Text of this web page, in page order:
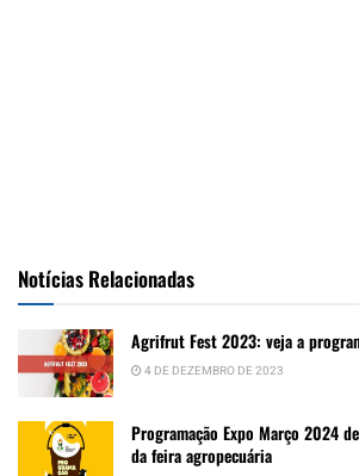
Notícias Relacionadas
Agrifrut Fest 2023: veja a
4 DE DEZEMBRO DE 2023
Programação Expo Março 2024
da feira agropecuária